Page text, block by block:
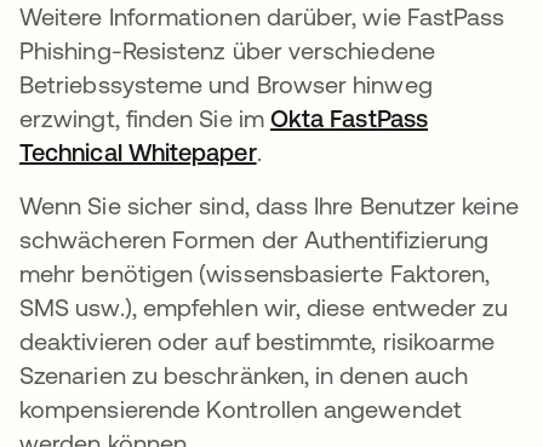
Weitere Informationen darüber, wie FastPass
Phishing-Resistenz über verschiedene
Betriebssysteme und Browser hinweg
erzwingt, finden Sie im Okta FastPass
Technical Whitepaper.
Wenn Sie sicher sind, dass Ihre Benutzer keine
schwächeren Formen der Authentifizierung
mehr benötigen (wissensbasierte Faktoren,
SMS usw.), empfehlen wir, diese entweder zu
deaktivieren oder auf bestimmte, risikoarme
Szenarien zu beschränken, in denen auch
kompensierende Kontrollen angewendet